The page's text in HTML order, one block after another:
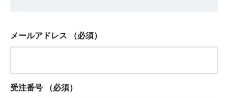
メールアドレス （必須）
受注番号 （必須）